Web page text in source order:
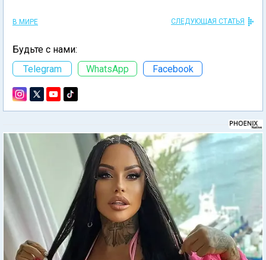
В МИРЕ СЛЕДУЮЩАЯ СТАТЬЯ
Будьте с нами:
Telegram
WhatsApp Facebook